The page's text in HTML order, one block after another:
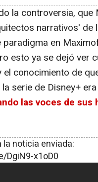
la controversia,
narrativos' de
paradigma en
esto ya se dejó ver
el conocimiento de
serie de Disney+ era
las voces de sus
noticia enviada:
DgiN9-x1oD0